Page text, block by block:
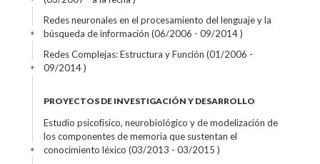
Redes neuronales en el procesamiento del lenguaje y la
búsqueda de información (06/2006 - 09/2014 )
+
Redes Complejas: Estructura y Función (01/2006 -
09/2014 )
+
PROYECTOS DE INVESTIGACIÓN Y DESARROLLO
Estudio psicofísico, neurobiológico y de modelización de
los componentes de memoria que sustentan el
conocimiento léxico (03/2013 - 03/2015 )
+